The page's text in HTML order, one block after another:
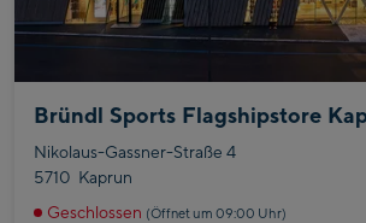
Bründl Sports Flagshipstore
Nikolaus-Gassner-Straße 4
5710 Kaprun
Geschlossen (Öffnet um 09:00 Uhr)